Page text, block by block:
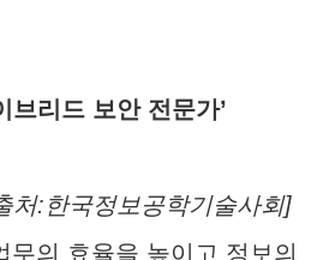
브리드 보안 전문가’
처:한국정보공학기술사회]
의 효율을 높이고 정보의